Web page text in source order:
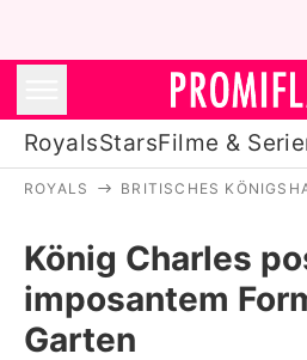
RoyalsStarsFilme &
Stars
Filme &
ROYALS BRITISCHES
König Charles
imposantem
Garten